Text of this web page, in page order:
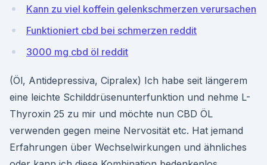
Kann zu viel koffein gelenkschmerzen verursachen
Funktioniert cbd bei schmerzen reddit
3000 mg cbd öl reddit
(Öl, Antidepressiva, Cipralex) Ich habe seit längerem
eine leichte Schilddrüsenunterfunktion und nehme L-
Thyroxin 25 zu mir und möchte nun CBD ÖL
verwenden gegen meine Nervosität etc. Hat jemand
Erfahrungen über Wechselwirkungen und ähnliches